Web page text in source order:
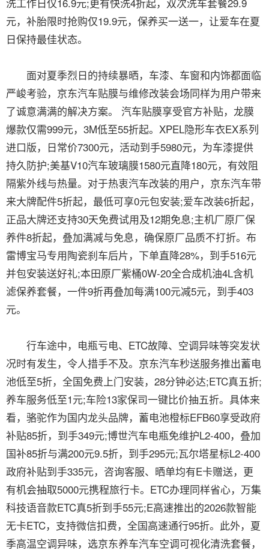
元，补胎限时抢购仅19.9元，保养买一送一，让爱车在夏
日保持最佳状态。
面对夏季烈日的持续暴晒，车漆、车窗和内饰都面临
严峻考验，京东汽车贴膜与维修改装会场同样为用户带来
了诚意满满的解决方案。 汽车贴膜享受官方补贴，龙膜
爆款仅需999元，3M低至55折起。XPEL隐形车衣EX系列
进口版，日常价7300元，活动到手5980元，为车漆提供
持久防护;美基V10汽车玻璃膜1580元直降180元，有效阻
隔紫外线与热量。对于热衷汽车改装的用户，京东汽车带
来大牌配件5折起，最低可享0元包安装;爱车改装6折起，
正品大牌还支持30天免费试用及12期免息;主机厂原厂保
养件8折起，叠加满减与免息，确保原厂品质不打折。布
雷博宝马专用陶瓷刹车后片，下单直降28%，到手516元
并包安装送好礼;本田原厂紫桶0W-20全合成机油4L含机
滤保养套餐，一件9折再叠加每满100元减5元，到手403
元。
行车途中，电瓶亏电、ETC故障、空调异味等突发状
况时有发生，令人措手不及。京东汽车秒送服务推出蓄电
池低至5折，全国免费上门安装，28分钟必达;ETC真五折;
养车服务低至1元;车险13家保司一键比价抽五折。具体来
看，骆驼作为国内龙头品牌，蓄电池橙标EFB60享受政府
补贴85折，到手349元;博世汽车电瓶免维护L2-400，叠加
国补85折与满200元9.5折，到手295元;瓦尔塔星标L2-400
政府补贴到手335元，咨询客服、晒单均有E卡赠送，更
有机会抽取5000元携程旅行卡。ETC办理同样省心，万集
科技语音款ETC真5折到手55元;E高速推出的2026款智能
无卡ETC，支持微信扣费，全国高速通行95折。此外，夏
季高温空调异味，选京东养车汽车空调可视化清洗套餐，